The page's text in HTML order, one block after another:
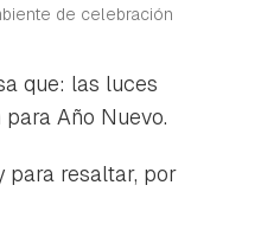
de celebración
que: las luces
Año Nuevo.
para resaltar, por